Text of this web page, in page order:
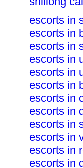
escorts in
escorts in
escorts in
escorts in
escorts in
escorts in
escorts in
escorts in
escorts in
escorts in
escorts in
escorts in